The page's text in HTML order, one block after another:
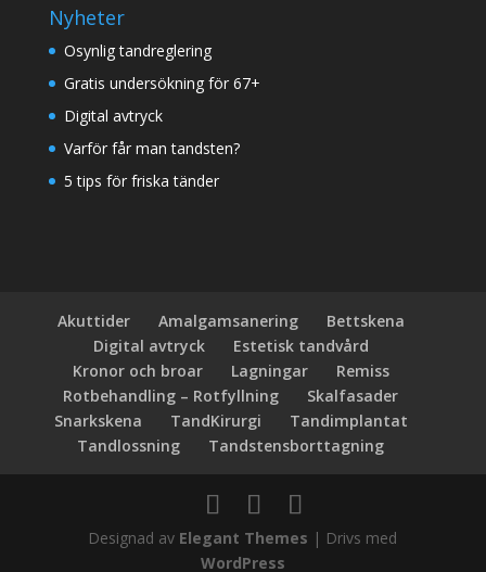
Nyheter
Osynlig tandreglering
Gratis undersökning för 67+
Digital avtryck
Varför får man tandsten?
5 tips för friska tänder
Akuttider Amalgamsanering
Bettskena
Digital avtryck
Estetisk tandvård
Kronor och broar
Lagningar
Remiss
Rotbehandling – Rotfyllning
Skalfasader
Snarkskena
TandKirurgi
Tandimplantat
Tandlossning
Tandstensborttagning
Designad av Elegant Themes | Drivs med
WordPress